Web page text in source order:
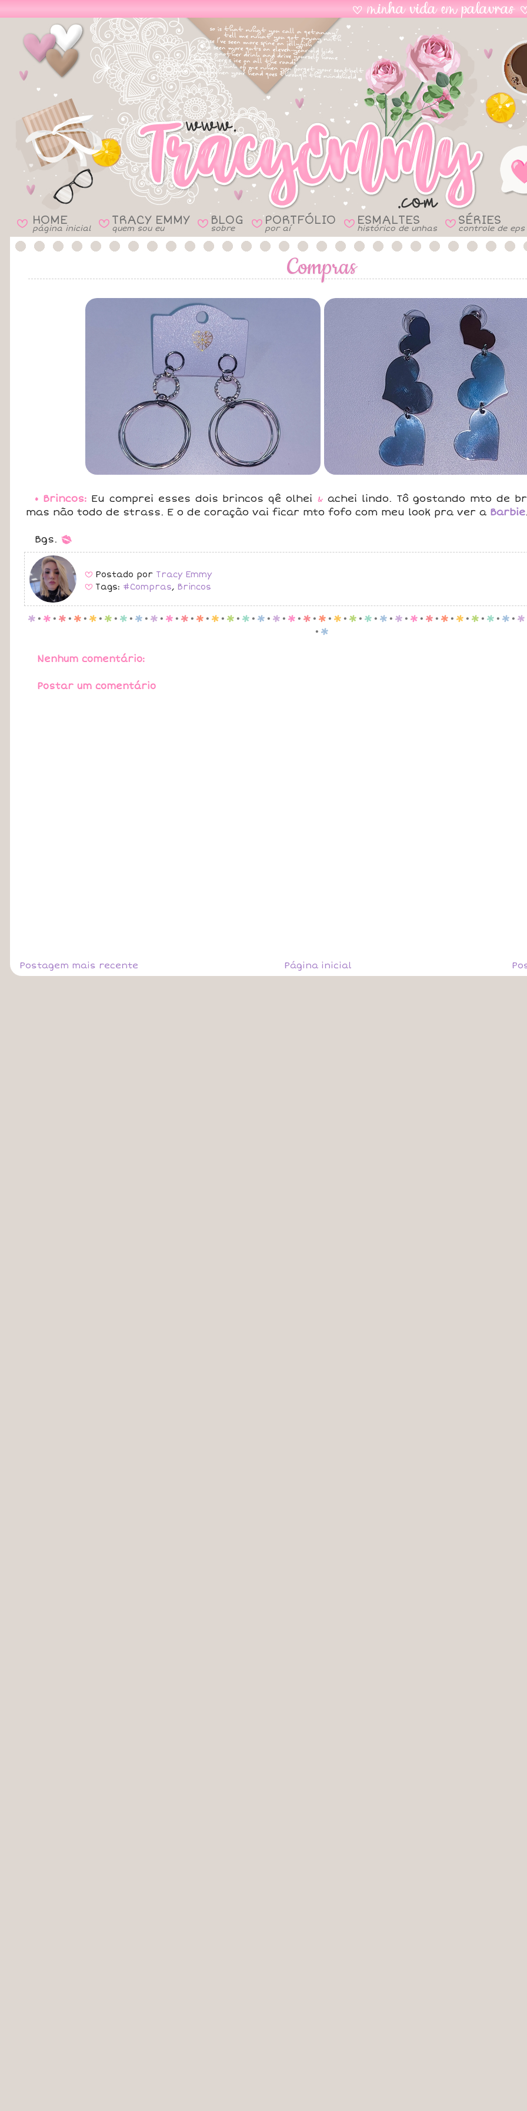
B HOME
página inicial B TRACY EMMY
quem sou eu B BLOG
sobre B PORTFÓLIO
por aí B ESMALTES
histórico de unhas B SÉRIES
controle de eps
Compras
• Brincos: Eu comprei esses dois brincos qê olhei & achei lindo. Tô gostando mto de
mas não todo de strass. E o de coração vai ficar mto fofo com meu look pra ver a Barbie.
Bgs. *
B Postado por Tracy Emmy
B Tags: #Compras, Brincos
p . p . p . p . p . p . p . p . p . p . p . p . p . p . p . p . p . p . p . p . p . p . p . p . p . p . p . p . p . p . p . p . p
. p
Nenhum comentário:
Postar um comentário
Postagem mais recente Página inicial